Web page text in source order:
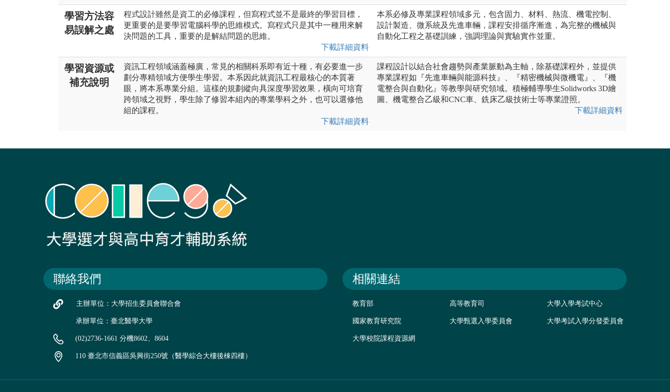
學習方法容
易誤解之處
程式設計雖然是資工的必修課程，但寫程式並不是最終的學習目標，
更重要的是要學習電腦科學的思維模式。寫程式只是其中一種用來解
決問題的工具，重要的是解結問題的思維。
下載詳細資料
本系必修及專業課程領域多元，包含固力、材料、熱流、機電控制、
設計製造、微系統及先進車輛，課程安排循序漸進，為完整的機械與
自動化工程之基礎訓練，強調理論與實驗實作並重。
學習資源或
補充說明
資訊工程領域涵蓋極廣，常見的相關科系即有近十種，有必要進一步
劃分專精領域方便學生學習。本系因此就資訊工程最核心的本質著
眼，將本系專業分組。這樣的規劃縱向具深度學習效果，橫向可培育
跨領域之視野，學生除了修習本組內的專業學科之外，也可以選修他
組的課程。
下載詳細資料
課程設計以結合社會趨勢與產業脈動為主軸，除基礎課程外，並提供
專業課程如『先進車輛與能源科技』、『精密機械與微機電』、『機
電整合與自動化』等教學與研究領域。積極輔導學生Solidworks 3D繪
圖、機電整合乙級和CNC車、銑床乙級技術士等專業證照。
下載詳細資料
聯絡我們
主辦單位：大學招生委員會聯合會
承辦單位：臺北醫學大學
(02)2736-1661 分機8602、8604
110 臺北市信義區吳興街250號（醫學綜合大樓後棟四樓）
相關連結
教育部 高等教育司 大學入學考試中心
國家教育研究院 大學甄選入學委員會 大學考試入學分發委員會
大學校院課程資源網